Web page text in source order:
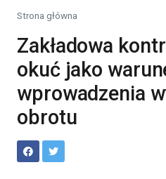
Strona główna
Zakładowa
okuć jako
wprowadzenia
obrotu